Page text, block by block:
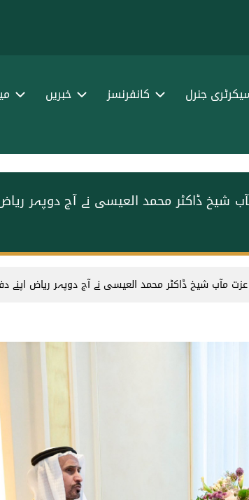
جنرل کانفرنسز خبریں
شیخ ڈاکٹر محمد العیسی ‏نے آج دوپہر
مآب شیخ ڈاکٹر محمد العیسی ‏نے آج دوپہر ریاض